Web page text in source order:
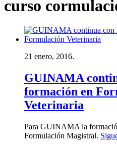
curso
21 enero, 2016.
GUINAMA
formación en
Veterinaria
Para GUINAMA la
Formulación Magistral.